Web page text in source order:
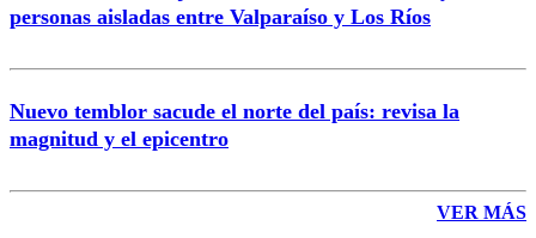
personas aisladas entre Valparaíso y Los Ríos
Nuevo temblor sacude el norte del país: revisa la
magnitud y el epicentro
VER MÁS